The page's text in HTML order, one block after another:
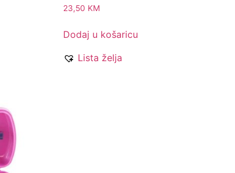
23,50 KM
Dodaj u košaricu
Lista želja